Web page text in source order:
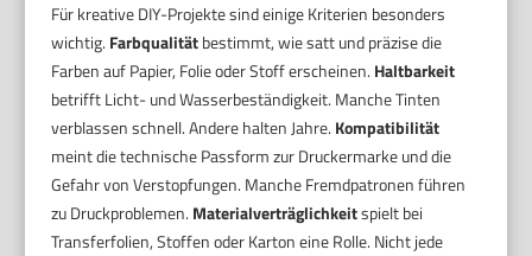
Für kreative DIY-Projekte sind einige Kriterien besonders
wichtig. Farbqualitätbestimmt, wie satt und präzise die
Farben auf Papier, Folie oder Stoff erscheinen. Haltbarkeit
betrifft Licht- und Wasserbeständigkeit. Manche Tinten
verblassen schnell. Andere halten Jahre. Kompatibilität
meint die technische Passform zur Druckermarke und die
Gefahr von Verstopfungen. Manche Fremdpatronen führen
zu Druckproblemen. Materialverträglichkeitspielt bei
Transferfolien, Stoffen oder Karton eine Rolle. Nicht jede